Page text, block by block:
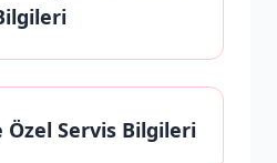
Özel Servis Bilgileri